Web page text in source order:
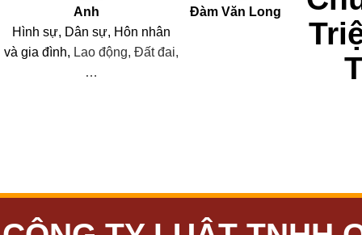
Anh
Hình sự, Dân sự, Hôn nhân
và gia đình, Lao động, Đất đai,
…
Đàm Văn Long